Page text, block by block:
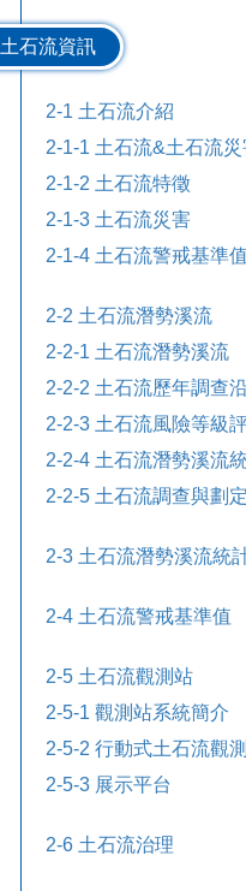
土石流資訊
2-1 土石流介紹
2-1-1 土石流&土石流
2-1-2 土石流特徵
2-1-3 土石流災害
2-1-4 土石流警戒基準值
2-2 土石流潛勢溪流
2-2-1 土石流潛勢溪流
2-2-2 土石流歷年調查
2-2-3 土石流風險等級
2-2-4 土石流潛勢溪流
2-2-5 土石流調查與劃
2-3 土石流潛勢溪流統
2-4 土石流警戒基準值
2-5 土石流觀測站
2-5-1 觀測站系統簡介
2-5-2 行動式土石流觀
2-5-3 展示平台
2-6 土石流治理